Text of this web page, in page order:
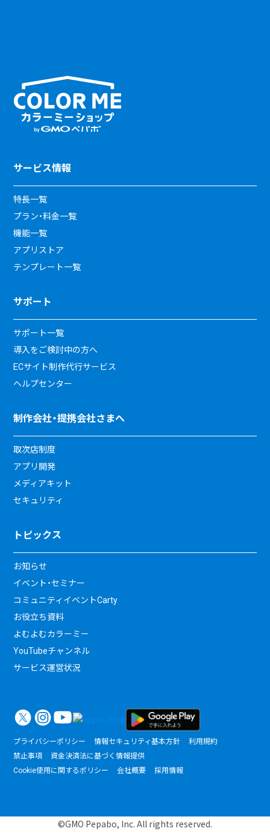
サービス情報
特長一覧
プラン・料金一覧
機能一覧
アプリストア
テンプレート一覧
サポート
サポート一覧
導入をご検討中の方へ
ECサイト制作代行サービス
ヘルプセンター
制作会社・提携会社さまへ
取次店制度
アプリ開発
メディアキット
セキュリティ
トピックス
お知らせ
イベント・セミナー
コミュニティイベントCarty
お役立ち資料
よむよむカラーミー
YouTubeチャンネル
サービス運営状況
プライバシーポリシー 情報セキュリティ基本方針
利用規約
禁止事項
資金決済法に基づく情報提供
Cookie使用に関するポリシー
会社概要 採用情報
©GMO Pepabo, Inc. All rights reserved.